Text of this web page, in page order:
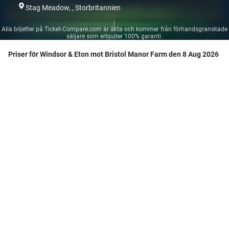
Stag Meadow, , Storbritannien
Alla biljetter på Ticket-Compare.com är äkta och kommer från förhandsgranskade
säljare som erbjuder 100% garanti.
Priser för Windsor & Eton mot Bristol Manor Farm den 8 Aug 2026